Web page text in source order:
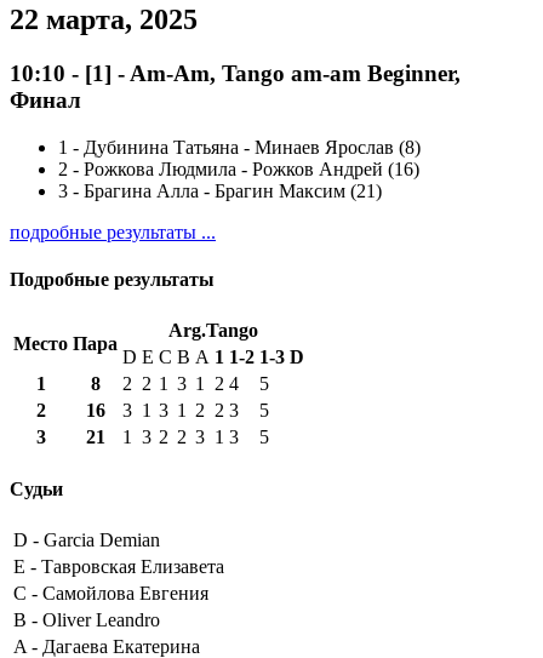
22 марта, 2025
10:10 - [1] - Am-Am, Tango am-am Beginner,
Финал
1 - Дубинина Татьяна - Минаев Ярослав (8)
2 - Рожкова Людмила - Рожков Андрей (16)
3 - Брагина Алла - Брагин Максим (21)
подробные результаты ...
Подробные результаты
Место Пара
Arg.Tango
D E C B A 1 1-2 1-3 D
1
8 2 2 1 3 1 2 4
5
2
16 3 1 3 1 2 2 3
5
3
21 1 3 2 2 3 1 3 5
Судьи
D - Garcia Demian
E - Тавровская Елизавета
C - Самойлова Евгения
B - Oliver Leandro
A - Дагаева Екатерина